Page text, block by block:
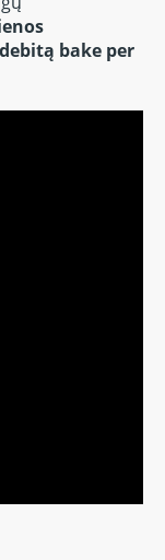
bake per